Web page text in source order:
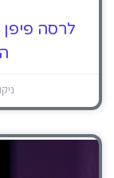
לרסה פיפן